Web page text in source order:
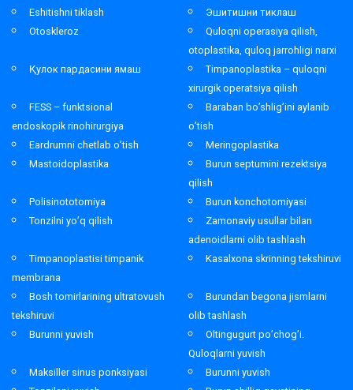
Eshitishni tiklash
Эшитишни тиклаш
Otoskleroz
Quloqni operasiya qilish,
otoplastika, quloq jarrohligi narxi
Қулок пардасини ямаш
Timpanoplastika – quloqni
xirurgik operatsiya qilish
FESS – funktsional
endoskopik rinohirurgiya
Baraban bo’shlig’ini aylanib
o’tish
Eardrumni chetlab o’tish
Meringoplastika
Mastoidoplastika
Burun septumini rezektsiya
qilish
Polisinototomiya
Burun konchotomiyasi
Tonzilni yo’q qilish
Zamonaviy usullar bilan
adenoidlarni olib tashlash
Timpanoplastisi timpanik
membrana
Kasalxona skrinning tekshiruvi
Bosh tomirlarining ultratovush
tekshiruvi
Burundan begona jismlarni
olib tashlash
Burunni yuvish
Oltingugurt po’chog’i.
Quloqlarni yuvish
Maksiller sinus ponksiyasi
Burunni yuvish